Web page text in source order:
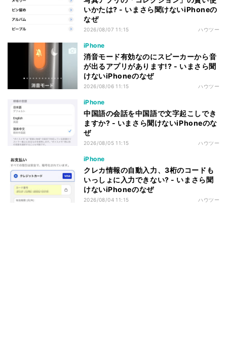
いかたは? - いまさら聞けないiPhoneの
なぜ
2026/08/07 11:15 ハウツー
iPhone
消音モード有効なのにスピーカーから音
が出るアプリがあります!? - いまさら聞
けないiPhoneのなぜ
2026/08/06 11:15 ハウツー
iPhone
中国語の会話を中国語で文字起こしでき
ますか? - いまさら聞けないiPhoneのな
ぜ
2026/08/05 11:15 ハウツー
iPhone
クレカ情報の自動入力、3桁のコードも
いっしょに入力できない? - いまさら聞
けないiPhoneのなぜ
2026/08/04 11:15 ハウツー